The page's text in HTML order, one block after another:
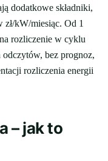
dodatkowe składniki,
zł/kW/miesiąc. Od 1
rozliczenie w cyklu
bez prognoz,
rozliczenia energii
– jak to